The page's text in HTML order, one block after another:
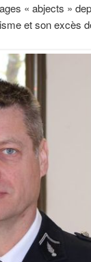
« abjects »
et son excès